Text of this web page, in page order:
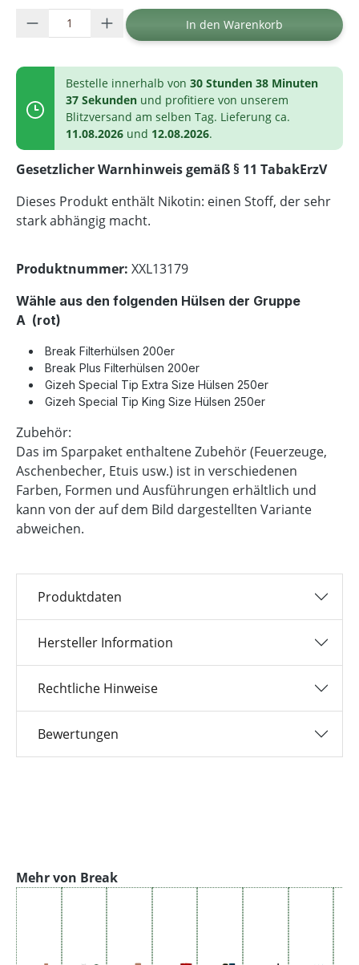
Produkt Anzahl: Gib den gewünschten
In den Warenkorb
Bestelle innerhalb von 30 Stunden 38 Minuten
37 Sekunden und profitiere von unserem
Blitzversand am selben Tag. Lieferung ca.
11.08.2026 und 12.08.2026.
Gesetzlicher Warnhinweis gemäß § 11 TabakErzV
Dieses Produkt enthält Nikotin: einen Stoff, der sehr
stark abhängig macht.
Produktnummer: XXL13179
Wähle aus den folgenden Hülsen der Gruppe
A (rot)
Break Filterhülsen 200er
Break Plus Filterhülsen 200er
Gizeh Special Tip Extra Size Hülsen 250er
Gizeh Special Tip King Size Hülsen 250er
Zubehör:
Das im Sparpaket enthaltene Zubehör (Feuerzeuge,
Aschenbecher, Etuis usw.) ist in verschiedenen
Farben, Formen und Ausführungen erhältlich und
kann von der auf dem Bild dargestellten Variante
abweichen.
Produktdaten
Hersteller Information
Rechtliche Hinweise
Bewertungen
Produktgalerie überspringen
Mehr von Break